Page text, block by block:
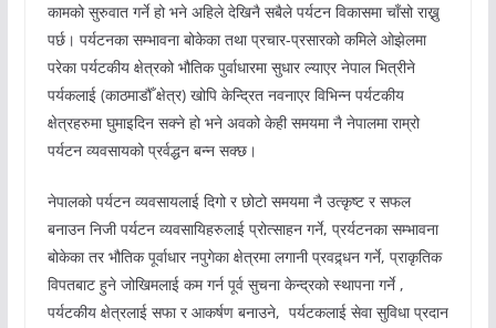
कामको सुरुवात गर्ने हो भने अहिले देखिनै सबैले पर्यटन विकासमा चाँसो राख्नु
पर्छ। पर्यटनका सम्भावना बोकेका तथा प्रचार-प्रसारको कमिले ओझेलमा
परेका पर्यटकीय क्षेत्रको भौतिक पुर्वाधारमा सुधार ल्याएर नेपाल भित्रीने
पर्यकलाई (काठमाडौँ क्षेत्र) खोपि केन्द्रित नवनाएर विभिन्न पर्यटकीय
क्षेत्रहरुमा घुमाइदिन सक्ने हो भने अवको केही समयमा नै नेपालमा राम्रो
पर्यटन व्यवसायको प्रर्वद्धन बन्न सक्छ।
नेपालको पर्यटन व्यवसायलाई दिगो र छोटो समयमा नै उत्कृष्ट र सफल
बनाउन निजी पर्यटन व्यवसायिहरुलाई प्रोत्साहन गर्ने, प्रर्यटनका सम्भावना
बोकेका तर भौतिक पूर्वाधार नपुगेका क्षेत्रमा लगानी प्रवद्र्धन गर्ने, प्राकृतिक
विपतबाट हुने जोखिमलाई कम गर्न पूर्व सुचना केन्द्रको स्थापना गर्ने ,
पर्यटकीय क्षेत्रलाई सफा र आकर्षण बनाउने, पर्यटकलाई सेवा सुविधा प्रदान